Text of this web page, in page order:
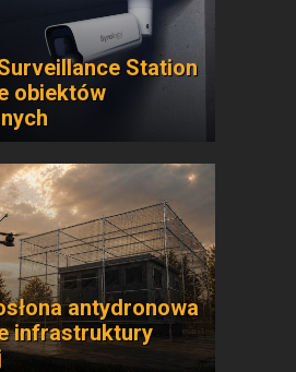
Station
obiektów
antydronowa
infrastruktury